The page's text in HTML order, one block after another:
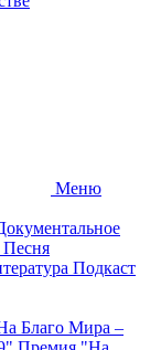
Меню
Песня
Подкаст
Благо Мира –